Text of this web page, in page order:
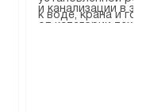
и канализации в
от категории
к воде, крана и